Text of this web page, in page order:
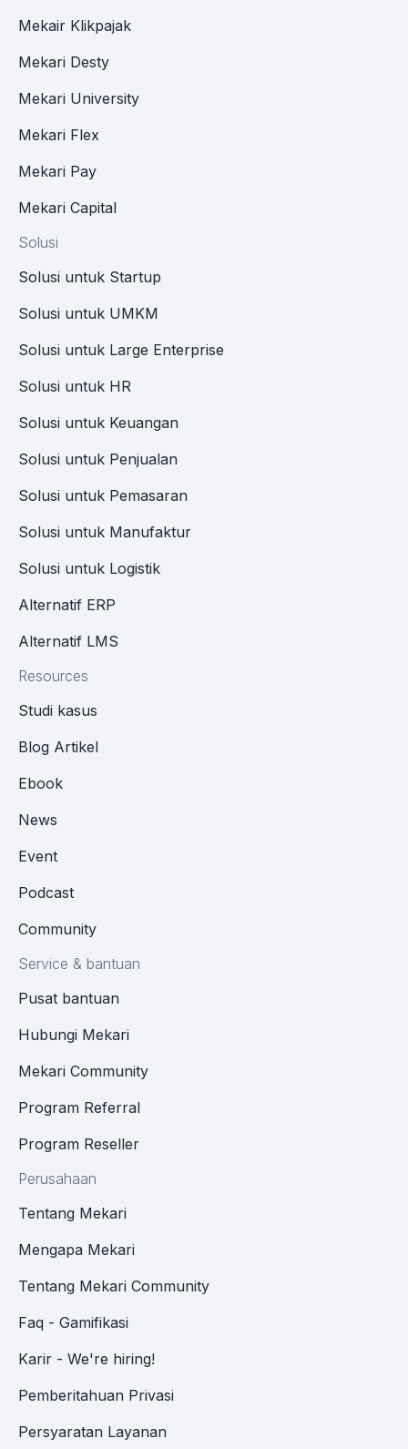
Mekair Klikpajak
Mekari Desty
Mekari University
Mekari Flex
Mekari Pay
Mekari Capital
Solusi
Solusi untuk Startup
Solusi untuk UMKM
Solusi untuk Large Enterprise
Solusi untuk HR
Solusi untuk Keuangan
Solusi untuk Penjualan
Solusi untuk Pemasaran
Solusi untuk Manufaktur
Solusi untuk Logistik
Alternatif ERP
Alternatif LMS
Resources
Studi kasus
Blog Artikel
Ebook
News
Event
Podcast
Community
Service & bantuan
Pusat bantuan
Hubungi Mekari
Mekari Community
Program Referral
Program Reseller
Perusahaan
Tentang Mekari
Mengapa Mekari
Tentang Mekari Community
Faq - Gamifikasi
Karir - We're hiring!
Pemberitahuan Privasi
Persyaratan Layanan